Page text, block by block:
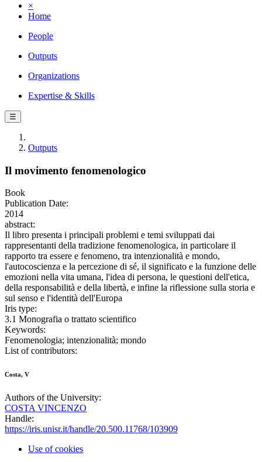
×
Home
People
Outputs
Organizations
Expertise & Skills
☰
Outputs
Il movimento fenomenologico
Book
Publication Date:
2014
abstract:
Il libro presenta i principali problemi e temi sviluppati dai
rappresentanti della tradizione fenomenologica, in particolare il
rapporto tra essere e fenomeno, tra intenzionalità e mondo,
l'autocoscienza e la percezione di sé, il significato e la funzione delle
emozioni nella vita umana, l'idea di persona, le questioni dell'etica,
della responsabilità e della libertà, e infine la riflessione sulla storia e
sul senso e l'identità dell'Europa
Iris type:
3.1 Monografia o trattato scientifico
Keywords:
Fenomenologia; intenzionalità; mondo
List of contributors:
Costa, V
Authors of the University:
COSTA VINCENZO
Handle:
https://iris.unisr.it/handle/20.500.11768/103909
Use of cookies